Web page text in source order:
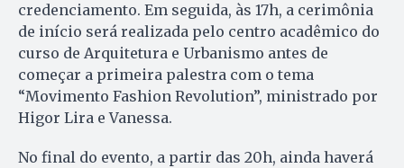
credenciamento. Em seguida, às 17h, a cerimônia
de início será realizada pelo centro acadêmico do
curso de Arquitetura e Urbanismo antes de
começar a primeira palestra com o tema
“Movimento Fashion Revolution”, ministrado por
Higor Lira e Vanessa.
No final do evento, a partir das 20h, ainda haverá